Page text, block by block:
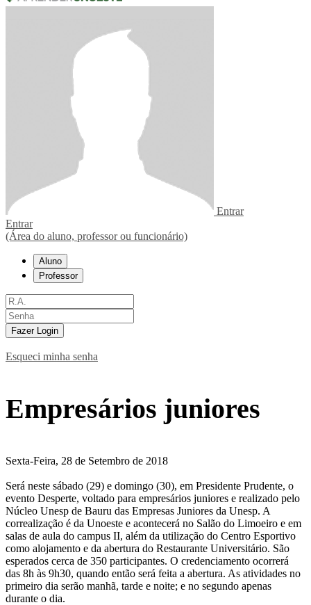
Entrar
Entrar
(Área do aluno, professor ou funcionário)
Aluno
Professor
Fazer Login
Esqueci minha senha
Empresários juniores
Sexta-Feira, 28 de Setembro de 2018
Será neste sábado (29) e domingo (30), em Presidente Prudente, o
evento Desperte, voltado para empresários juniores e realizado pelo
Núcleo Unesp de Bauru das Empresas Juniores da Unesp. A
correalização é da Unoeste e acontecerá no Salão do Limoeiro e em
salas de aula do campus II, além da utilização do Centro Esportivo
como alojamento e da abertura do Restaurante Universitário. São
esperados cerca de 350 participantes. O credenciamento ocorrerá
das 8h às 9h30, quando então será feita a abertura. As atividades no
primeiro dia serão manhã, tarde e noite; e no segundo apenas
durante o dia.